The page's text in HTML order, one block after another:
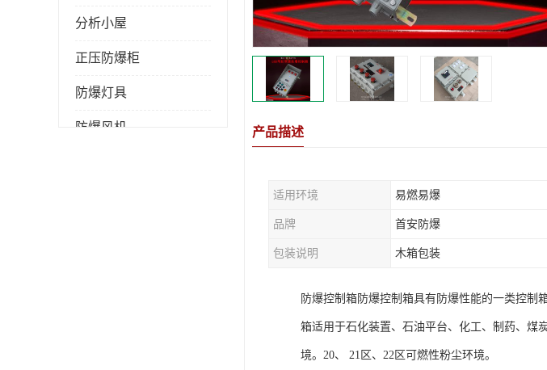
分析小屋
正压防爆柜
防爆灯具
防爆风机 产品描述
适用环境 易燃易爆
品牌 首安防爆
包装说明 木箱包装
防爆控制箱防爆控制箱具有防爆性能的一类控制
箱适用于石化装置、石油平台、化工、制药、煤
境。20、 21区、22区可燃性粉尘环境。